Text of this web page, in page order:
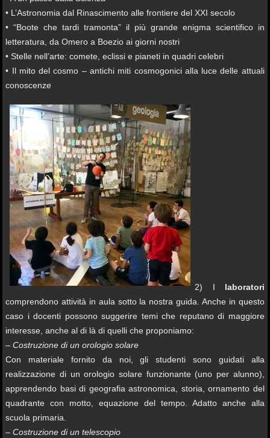
• L’Astronomia dal Rinascimento alle frontiere del XXI secolo
• “Boote che tardi tramonta” il più grande enigma scientifico in
letteratura, da Omero a Boezio ai giorni nostri
• Stelle nell’arte: comete, eclissi e pianeti in quadri celebri
• Il mito del cosmo – antichi miti cosmogonici alla luce delle attuali
conoscenze
2) I laboratori
comprendono attività in aula sotto la nostra guida. Anche in questo
caso i docenti possono suggerire temi che reputano di maggiore
interesse, anche al di là di quelli che proponiamo:
– Costruzione di un orologio solare
Con materiale fornito da noi, gli studenti sono guidati alla
realizzazione di un orologio solare funzionante (uno per alunno),
apprendendo basi di geografia astronomica, storia, ornamento del
quadrante con motto, equazione del tempo. Adatto anche alla
scuola primaria.
– Costruzione di un telescopio